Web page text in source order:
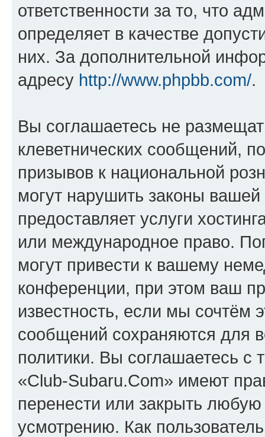
ответственности за то, что
определяет в качестве
них. За дополнительной
адресу http://www.phpbb.com/.
Вы соглашаетесь не
клеветнических сообщений,
призывов к национальной
могут нарушить законы
предоставляет услуги
или международное право.
могут привести к вашему
конференции, при этом ваш
известность, если мы сочтём
сообщений сохраняются для
политики. Вы соглашаетесь
«Club-Subaru.Com» имеют
перенести или закрыть
усмотрению. Как